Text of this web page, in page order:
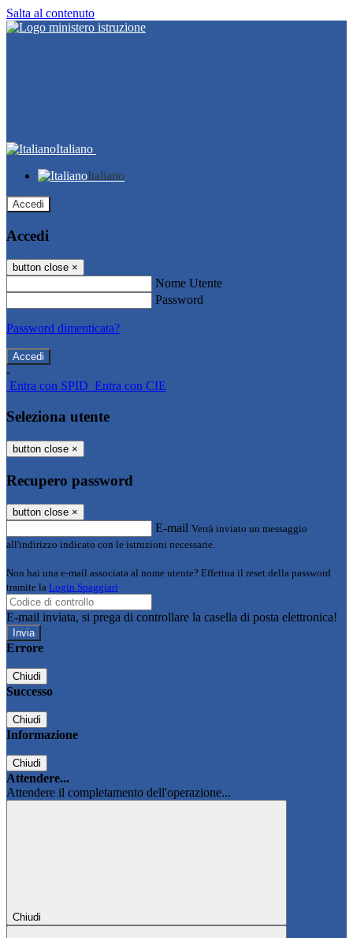
Salta al contenuto
Italiano
Italiano
Accedi
Accedi
button close ×
Nome Utente
Password
Password dimenticata?
-
Entra con SPID Entra con CIE
Seleziona utente
button close ×
Recupero password
button close ×
E-mail Verrà inviato un messaggio
all'indirizzo indicato con le istruzioni necessarie.
Non hai una e-mail associata al nome utente? Effettua il reset della password
tramite la Login Spaggiari
E-mail inviata, si prega di controllare la casella di posta elettronica!
Errore
Chiudi
Successo
Chiudi
Informazione
Chiudi
Attendere...
Attendere il completamento dell'operazione...
Chiudi